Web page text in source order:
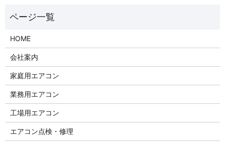
HOME
会社案内
家庭用エアコン
業務用エアコン
工場用エアコン
エアコン点検・修理